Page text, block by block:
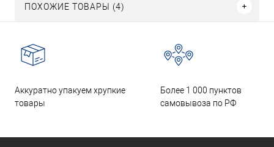
ПОХОЖИЕ ТОВАРЫ (4)
Аккуратно упакуем хрупкие
товары
Более 1 000 пунктов
самовывоза по РФ